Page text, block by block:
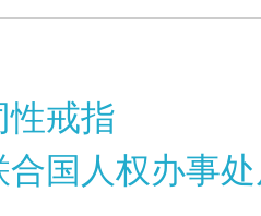
性戒指
合国人权办事